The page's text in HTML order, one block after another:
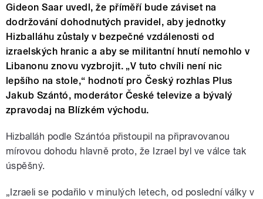
Gideon Saar uvedl, že příměří bude záviset na
dodržování dohodnutých pravidel, aby jednotky
Hizballáhu zůstaly v bezpečné vzdálenosti od
izraelských hranic a aby se militantní hnutí nemohlo v
Libanonu znovu vyzbrojit. „V tuto chvíli není nic
lepšího na stole,“ hodnotí pro Český rozhlas Plus
Jakub Szántó, moderátor České televize a bývalý
zpravodaj na Blízkém východu.
Hizballáh podle Szántóa přistoupil na připravovanou
mírovou dohodu hlavně proto, že Izrael byl ve válce tak
úspěšný.
„Izraeli se podařilo v minulých letech, od poslední války v